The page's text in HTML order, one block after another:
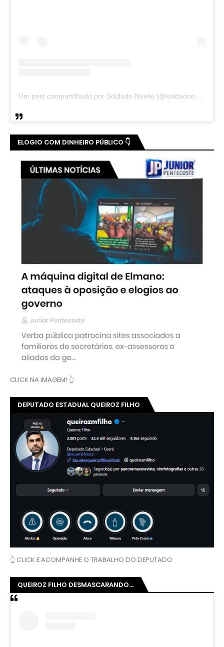
Um post compartilhado por Soldado Noelio (@soldadonoelio)
ELOGIO COM DINHEIRO PÚBLICO 👇
CLICK NA IMAGEM! 👆
DEPUTADO ESTADUAL QUEIROZ FILHO
👆 CLICK E ACOMPANHE O TRABALHO DO DEPUTADO
QUEIROZ FILHO DESMASCARANDO...